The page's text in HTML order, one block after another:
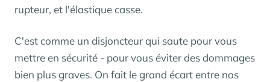
rupteur, et l'élastique casse.
C'est comme un disjoncteur qui saute pour vous
mettre en sécurité - pour vous éviter des dommages
bien plus graves. On fait le grand écart entre nos